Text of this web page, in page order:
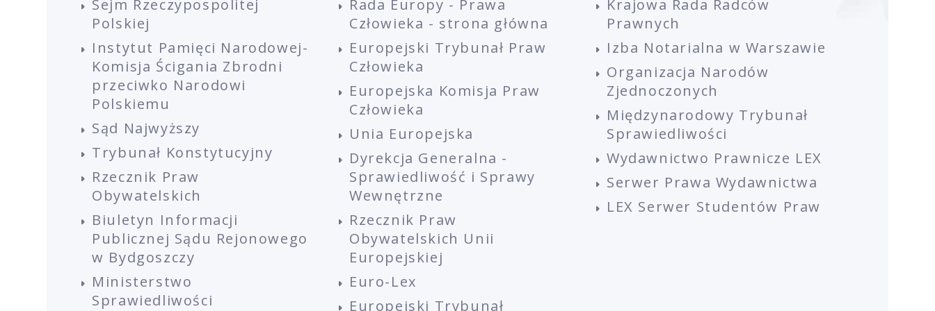
Sejm Rzeczypospolitej
Polskiej
Instytut Pamięci Narodowej-
Komisja Ścigania Zbrodni
przeciwko Narodowi
Polskiemu
Sąd Najwyższy
Trybunał Konstytucyjny
Rzecznik Praw
Obywatelskich
Biuletyn Informacji
Publicznej Sądu Rejonowego
w Bydgoszczy
Ministerstwo
Sprawiedliwości
Rada Europy - Prawa
Człowieka - strona główna
Europejski Trybunał Praw
Człowieka
Europejska Komisja Praw
Człowieka
Unia Europejska
Dyrekcja Generalna -
Sprawiedliwość i Sprawy
Wewnętrzne
Rzecznik Praw
Obywatelskich Unii
Europejskiej
Euro-Lex
Europejski Trybunał
Krajowa Rada Radców
Prawnych
Izba Notarialna w Warszawie
Organizacja Narodów
Zjednoczonych
Międzynarodowy Trybunał
Sprawiedliwości
Wydawnictwo Prawnicze LEX
Serwer Prawa Wydawnictwa
LEX Serwer Studentów Praw